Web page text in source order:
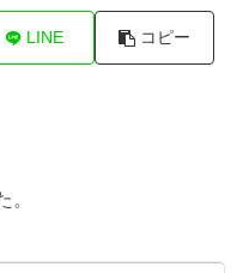
LINE コピー
。